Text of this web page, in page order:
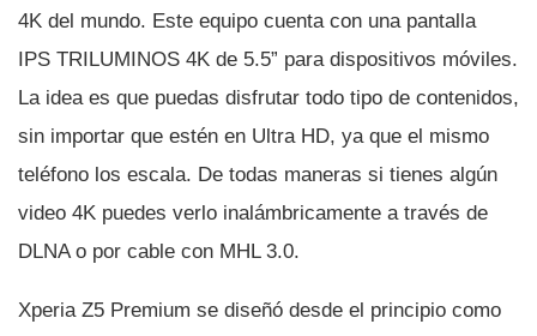
4K del mundo. Este equipo cuenta con una pantalla
IPS TRILUMINOS 4K de 5.5” para dispositivos móviles.
La idea es que puedas disfrutar todo tipo de contenidos,
sin importar que estén en Ultra HD, ya que el mismo
teléfono los escala. De todas maneras si tienes algún
video 4K puedes verlo inalámbricamente a través de
DLNA o por cable con MHL 3.0.
Xperia Z5 Premium se diseñó desde el principio como